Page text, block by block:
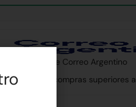
a través de Correo Argentino
en compras superiores a